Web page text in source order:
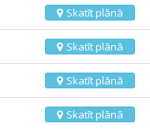
Skatīt plānā
Skatīt plānā
Skatīt plānā
Skatīt plānā